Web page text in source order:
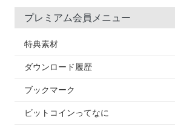
プレミアム会員メニュー
特典素材
ダウンロード履歴
ブックマーク
ビットコインってなに